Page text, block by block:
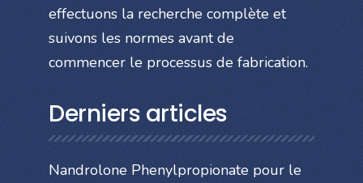
effectuons la recherche complète et
suivons les normes avant de
commencer le processus de fabrication.
Derniers articles
Nandrolone Phenylpropionate pour le